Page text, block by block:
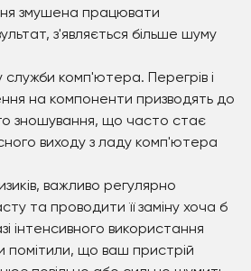
змушена працювати
з'являється більше шуму
комп'ютера. Перегрів і
на компоненти призводять до
зношування, що часто стає
виходу з ладу комп'ютера
важливо регулярно
та проводити її заміну хоча б
інтенсивного використання
що ваш пристрій